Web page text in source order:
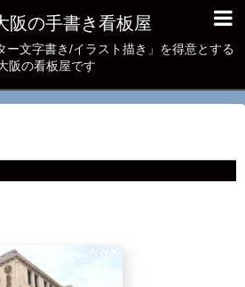
阪の手書き看板屋
ー文字書き/イラスト描き」を得意とする
阪の看板屋です